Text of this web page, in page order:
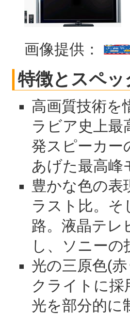
画像提供：
特徴とスペッ
高画質技術を
ラビア史上最
発スピーカー
あげた最高峰
豊かな色の表
ラスト比。そ
路。液晶テレ
し、ソニー
光の三原色(
クライトに採
光を部分的に